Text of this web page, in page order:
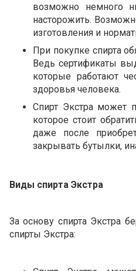
возможно немного
насторожить.
изготовления и
При покупке спирта
Ведь сертификаты
которые работают
здоровья человека.
Спирт Экстра может
которое стоит
даже после
закрывать бутылки,
Виды спирта Экстра
За основу спирта Экстра
спирты Экстра: